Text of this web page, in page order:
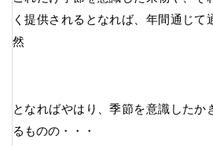
く提供されるとなれば、年間通じて
然
となればやはり、季節を意識したか
るものの・・・